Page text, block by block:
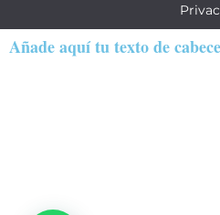
Añade aquí tu texto de